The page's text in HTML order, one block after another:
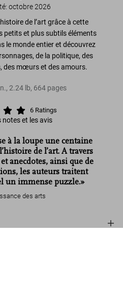
: octobre 2026
de l’art grâce à cette
petits et plus subtils éléments
le monde entier et découvrez
de la politique, des
des mœurs et des amours.
, 2.24 lb, 664 pages
6 Ratings
notes et les avis
à la loupe une centaine
de l’art. A travers
anecdotes, ainsi que de
les auteurs traitent
un immense puzzle.»
des arts